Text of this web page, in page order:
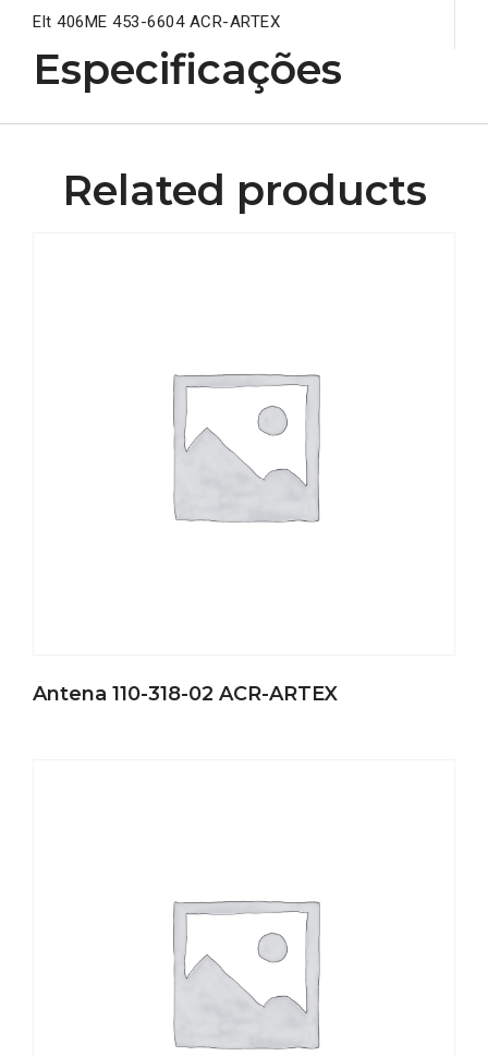
Elt 406ME 453-6604 ACR-ARTEX
Especificações
Related products
Antena 110-318-02 ACR-ARTEX